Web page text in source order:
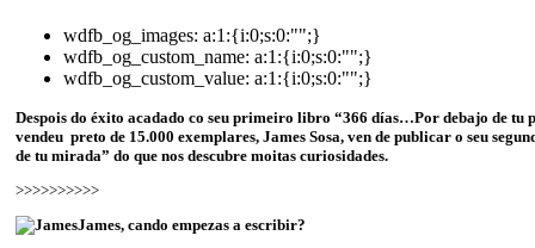
wdfb_og_images: a:1:{i:0;s:0:"";}
wdfb_og_custom_name: a:1:{i:0;s:0:"";}
wdfb_og_custom_value: a:1:{i:0;s:0:"";}
Despois do éxito acadado co seu primeiro libro “366 días…Por debajo de tu
vendeu preto de 15.000 exemplares, James Sosa, ven de publicar o seu
de tu mirada” do que nos descubre moitas curiosidades.
>>>>>>>>>>
James, cando empezas a escribir?